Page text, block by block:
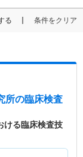
る 条件をクリア
所の臨床検査
ける臨床検査技